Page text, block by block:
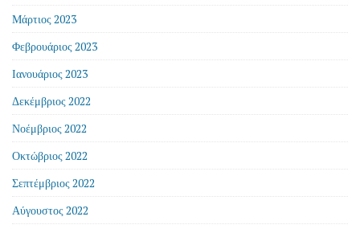
Μάρτιος 2023
Φεβρουάριος 2023
Ιανουάριος 2023
Δεκέμβριος 2022
Νοέμβριος 2022
Οκτώβριος 2022
Σεπτέμβριος 2022
Αύγουστος 2022